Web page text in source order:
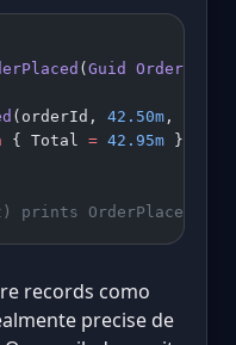
( Guid OrderId
(orderId, 42.50m ,
{ Total = 42.95m };
prints OrderPlaced
records como
precise de